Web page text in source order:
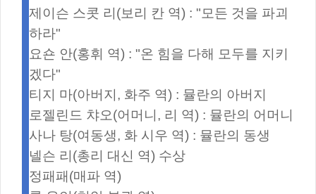
제이슨 스콧 리(보리 칸 역) : "모든 것을 파괴
하라"
요숀 안(홍휘 역) : "온 힘을 다해 모두를 지키
겠다"
티지 마(아버지, 화주 역) : 뮬란의 아버지
로젤린드 챠오(어머니, 리 역) : 뮬란의 어머니
사나 탕(여동생, 화 시우 역) : 뮬란의 동생
넬슨 리(총리 대신 역) 수상
정패패(매파 역)